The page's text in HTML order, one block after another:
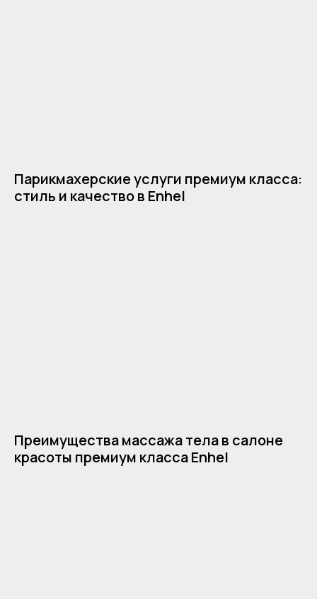
Парикмахерские услуги премиум класса:
стиль и качество в Enhel
Преимущества массажа тела в салоне
красоты премиум класса Enhel